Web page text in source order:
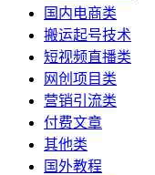
国内电商类
搬运起号技术
短视频直播类
网创项目类
营销引流类
付费文章
其他类
国外教程